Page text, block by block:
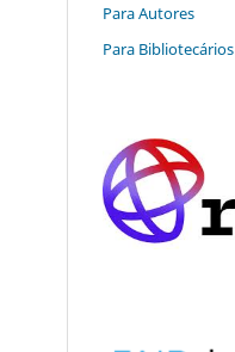
Para Autores
Para Bibliotecários